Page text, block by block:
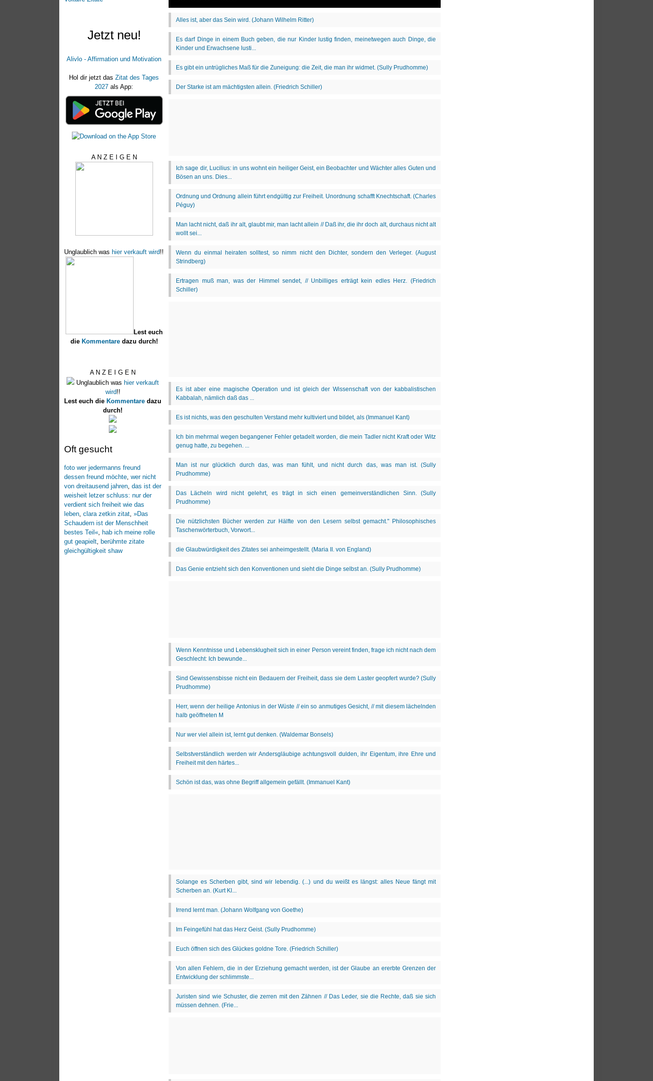
Jetzt neu!
Alivlo - Affirmation und Motivation
Hol dir jetzt das Zitat des Tages
2027 als App:
A N Z E I G E N
Unglaublich was hier verkauft wird!!
Lest euch
die Kommentaredazu durch!
A N Z E I G E N
Unglaublich was hier verkauft
wird!!
Lest euch die Kommentare dazu
durch!
Oft gesucht
foto wer jedermanns freund
dessen freund möchte wer nicht
von dreitausend jahren das ist der
weisheit letzer schluss: nur der
verdient sich freiheit wie das
leben clara zetkin zitat »Das
Schaudern ist der Menschheit
bestes Teil«
hab ich meine rolle
gut geapielt
berühmte zitate
gleichgültigkeit shaw